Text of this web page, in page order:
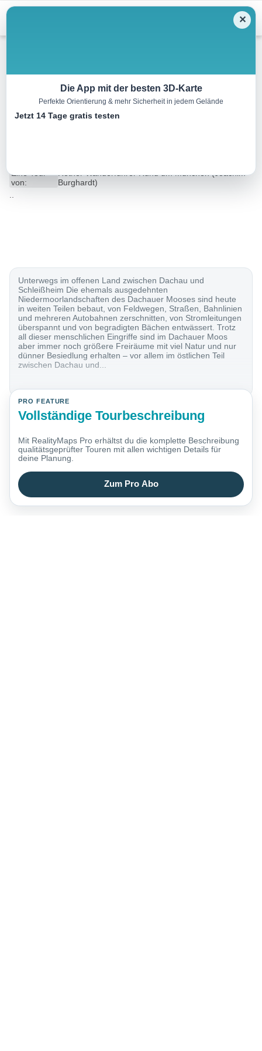
Menu
Wandern
Durchs östliche Dachauer
Eine Tour
von:
Rother Wanderführer Rund um München (Joachim
Burghardt)
Unterwegs im offenen Land zwischen Dachau und
Schleißheim Die ehemals ausgedehnten
Niedermoorlandschaften des Dachauer Mooses sind heute
in weiten Teilen bebaut, von Feldwegen, Straßen, Bahnlinien
und mehreren Autobahnen zerschnitten, von Stromleitungen
überspannt und von begradigten Bächen entwässert. Trotz
all dieser menschlichen Eingriffe sind im Dachauer Moos
aber immer noch größere Freiräume mit viel Natur und nur
dünner Besiedlung erhalten – vor allem im östlichen Teil
zwischen Dachau und...
PRO FEATURE
Vollständige Tourbeschreibung
Mit RealityMaps Pro erhältst du die komplette Beschreibung
qualitätsgeprüfter Touren mit allen wichtigen Details für
deine Planung.
Zum Pro Abo
✕
Die App mit der besten 3D-Karte
Perfekte Orientierung & mehr Sicherheit in jedem Gelände
Jetzt 14 Tage gratis testen